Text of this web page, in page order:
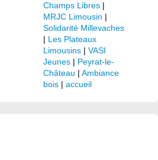
Champs Libres |
MRJC Limousin |
Solidarité Millevaches
| Les Plateaux
Limousins | VASI
Jeunes | Peyrat-le-
Château | Ambiance
bois | accueil